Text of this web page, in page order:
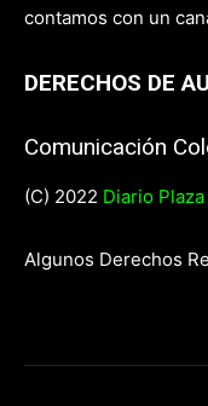
contamos con un
DERECHOS DE
Comunicación
(C) 2022 Diario
Algunos Derechos